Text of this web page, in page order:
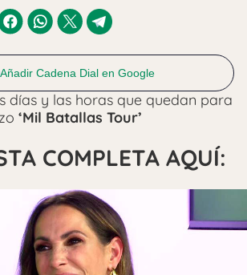
Añadir Cadena Dial en Google
días y las horas que quedan para
‘Mil Batallas Tour’
COMPLETA AQUÍ: